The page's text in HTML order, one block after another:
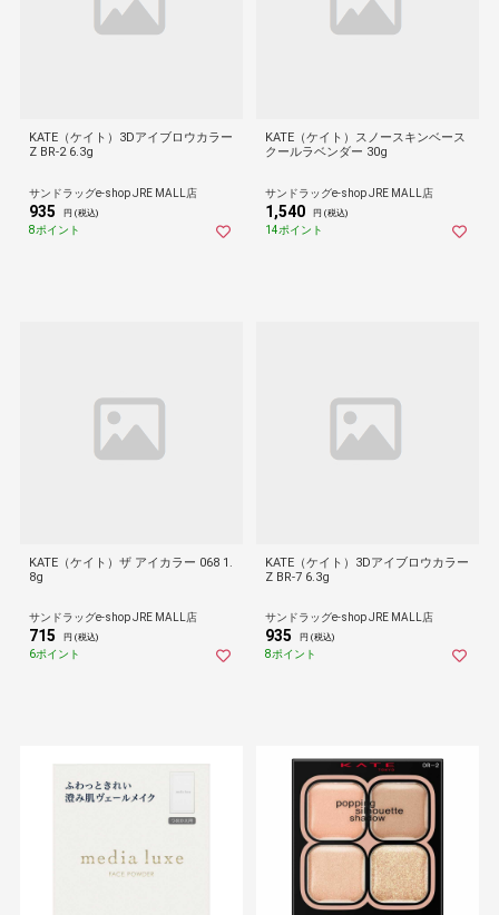
KATE（ケイト）3Dアイブロウカラー
Z BR-2 6.3g
サンドラッグe-shop JRE MALL店
935 円 (税込)
8ポイント
KATE（ケイト）スノースキンベース
クールラベンダー 30g
サンドラッグe-shop JRE MALL店
1,540 円 (税込)
14ポイント
KATE（ケイト）ザ アイカラー 068 1.
8g
サンドラッグe-shop JRE MALL店
715 円 (税込)
6ポイント
KATE（ケイト）3Dアイブロウカラー
Z BR-7 6.3g
サンドラッグe-shop JRE MALL店
935 円 (税込)
8ポイント